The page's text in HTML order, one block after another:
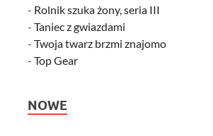
- Rolnik szuka żony, seria III
-Taniec z gwiazdami
-Twoja twarz brzmi znajomo
-Top Gear
NOWE